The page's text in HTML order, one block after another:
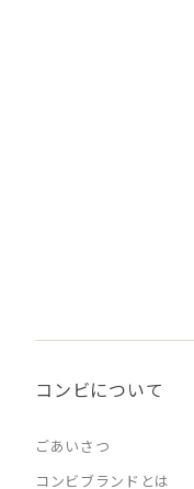
コンビについて
ごあいさつ
コンビブランドとは